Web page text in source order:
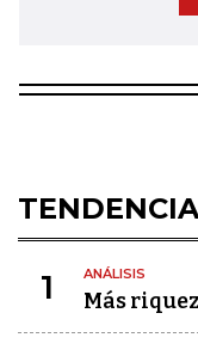
1 ANÁLISIS
Más